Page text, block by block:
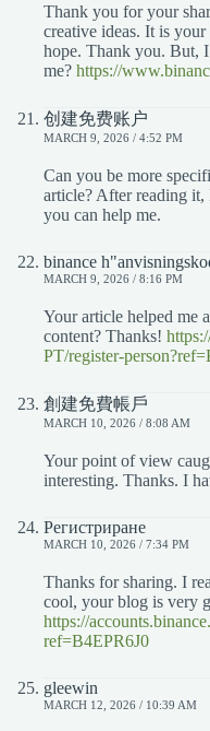
Thank you for your
creative ideas. It is
hope. Thank you. But,
me? https://
创建免费账户
MARCH 9, 2026 / 4:52 PM
Can you be more
article? After reading
you can help me.
binance
MARCH 9, 2026 / 8:16 PM
Your article helped me
content? Thanks!
PT/register-
創建免費帳戶
MARCH 10, 2026 / 8:08 AM
Your point of view
interesting. Thanks. I
Регистриране
MARCH 10, 2026 / 7:34 PM
Thanks for sharing. I
cool, your blog is very
https://
ref=B4EPR6J0
gleewin
MARCH 12, 2026 / 10:39 AM